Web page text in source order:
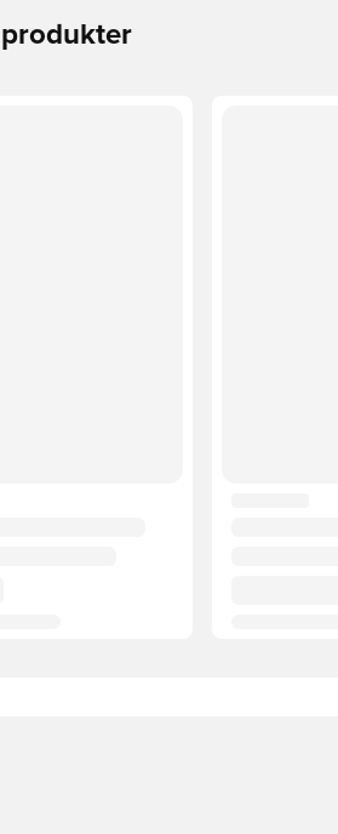
produkter